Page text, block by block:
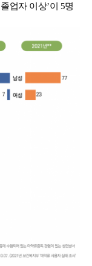
업자 이상’이 5명